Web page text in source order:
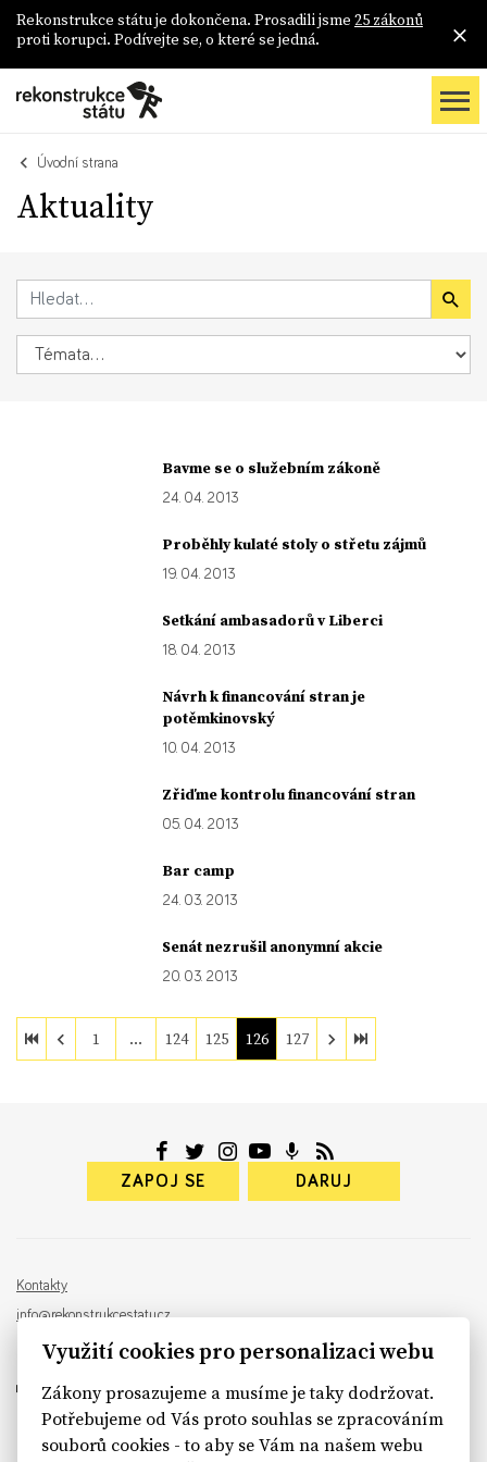
Rekonstrukce státu je dokončena. Prosadili jsme 25 zákonů
proti korupci. Podívejte se, o které se jedná.
Úvodní strana
Aktuality
Bavme se o služebním zákoně
24. 04. 2013
Proběhly kulaté stoly o střetu zájmů
19. 04. 2013
Setkání ambasadorů v Liberci
18. 04. 2013
Návrh k financování stran je
potěmkinovský
10. 04. 2013
Zřiďme kontrolu financování stran
05. 04. 2013
Bar camp
24. 03. 2013
Senát nezrušil anonymní akcie
20. 03. 2013
1 … 124 125 126 127
ZAPOJ SE DARUJ
Kontakty
info@rekonstrukcestatu.cz
Návrh a vývoj: Sinfin , ilustrace:
sinfin.digital
Využití cookies pro personalizaci webu
Zákony prosazujeme a musíme je taky dodržovat.
Potřebujeme od Vás proto souhlas se zpracováním
souborů cookies - to aby se Vám na našem webu